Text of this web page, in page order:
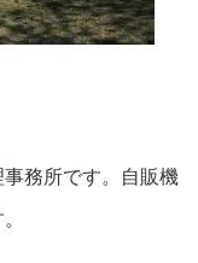
務所です。自販機